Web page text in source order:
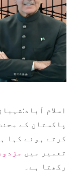
اسلام
پاکستان کے
کرتے ہوئے کہا
تعمیر میں
رکھتا ہے۔